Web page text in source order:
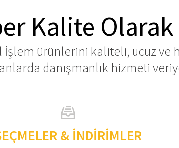
Kalite Olarak
İşlem ürünlerini kaliteli, ucuz ve
danışmanlık hizmeti
& İNDİRİMLER